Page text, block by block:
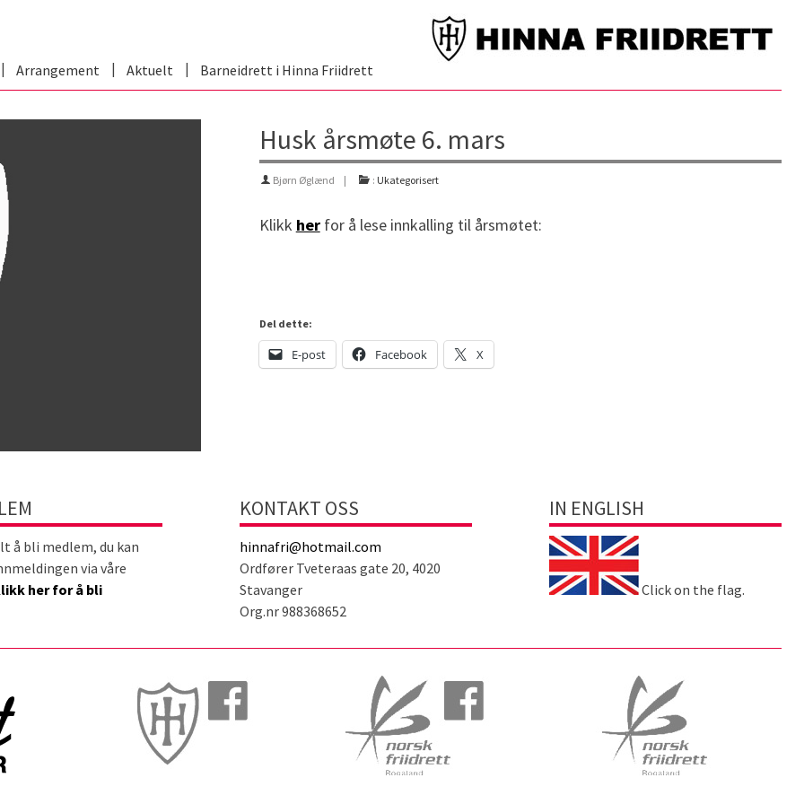
Arrangement Aktuelt Barneidrett i Hinna Friidrett
Husk årsmøte 6. mars
Bjørn Øglænd : Ukategorisert
Klikk herfor å lese innkalling til årsmøtet:
Del dette:
E-post Facebook X
å bli medlem, du kan
via våre
her for å bli
KONTAKT OSS
hinnafri@hotmail.com
Ordfører Tveteraas gate 20, 4020
Stavanger
Org.nr 988368652
IN ENGLISH
Click on the flag.